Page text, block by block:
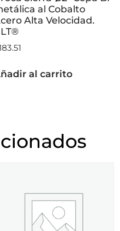
al Cobalto
Alta Velocidad.
al carrito